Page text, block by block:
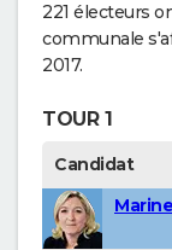
221 électeurs
communale
2017.
TOUR 1
Candidat